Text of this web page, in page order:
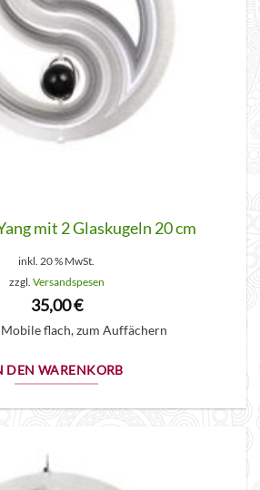
mit 2 Glaskugeln 20 cm
inkl. 20 % MwSt.
zzgl. Versandspesen
35,00€
flach, zum Auffächern
DEN WARENKORB